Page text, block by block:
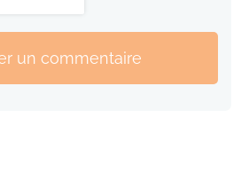
un commentaire